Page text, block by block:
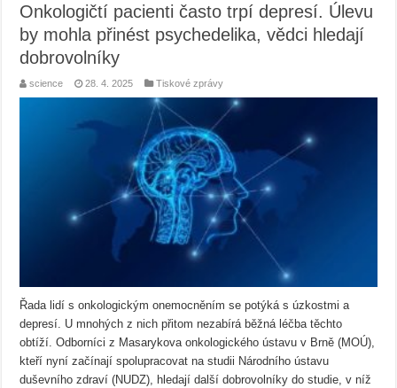
Onkologičtí pacienti často trpí depresí. Úlevu
by mohla přinést psychedelika, vědci hledají
dobrovolníky
science 28. 4. 2025 Tiskové zprávy
Řada lidí s onkologickým onemocněním se potýká s úzkostmi a
depresí. U mnohých z nich přitom nezabírá běžná léčba těchto
obtíží. Odborníci z Masarykova onkologického ústavu v Brně (MOÚ),
kteří nyní začínají spolupracovat na studii Národního ústavu
duševního zdraví (NUDZ), hledají další dobrovolníky do studie, v níž